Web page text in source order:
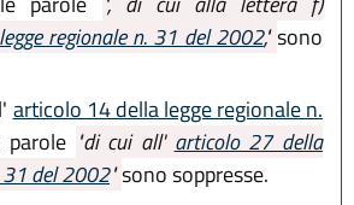
legge regionale n. 31 del 2002,"sono
articolo 14 della legge regionale n.
"di cui all' articolo 27 della
31 del 2002"sono soppresse.